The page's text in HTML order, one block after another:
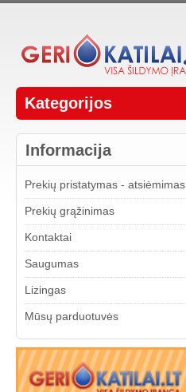
Kategorijos
Informacija
Prekių pristatymas - atsiėmimas
Prekių grąžinimas
Kontaktai
Saugumas
Lizingas
Mūsų parduotuvės